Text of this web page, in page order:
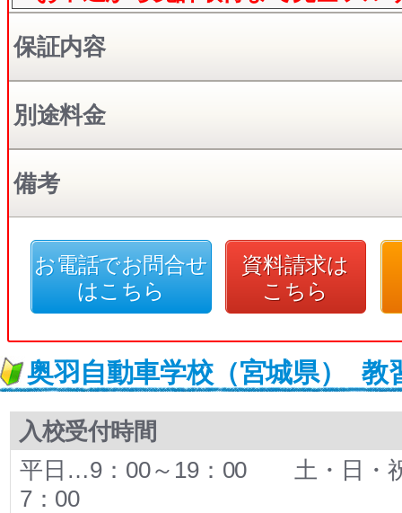
保証内容
別途料金
備考
お電話でお問合せ
はこちら
資料請求は
こちら
奥羽自動車学校（宮城県） 教
入校受付時間
平日…9：00～19：00 土・日・
7：00